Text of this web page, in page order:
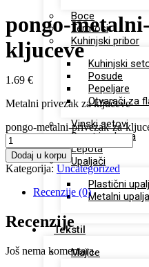
Boce
Termosi
Kuhinjski pribor
Kuhinjski
Posude
Pepeljare
Otvarači za
Vinski setovi
Sport i zabava
Lepota
Upaljači
Plastični
Metalni
Tekstil
Majice
pongo-
kljuceve
1.69 €
Metalni privezak za ključeve
pongo-metalni-privezak-za-
Dodaj u korpu
Kategorija: Uncategorized
Recenzije (0)
Recenzije
Još nema komentara.